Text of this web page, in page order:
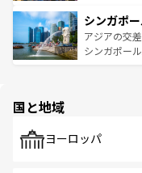
参照してほし
激する。気
が待ってい
た文化、そ
み、どこを
ており、効
うな絶景か
シンガポ
アジアの交
シンガポー
で、ホーカ
国と地域
ヨーロッパ